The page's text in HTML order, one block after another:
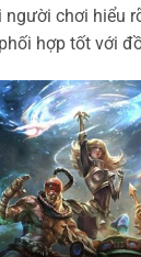
người chơi hiểu
hợp tốt với